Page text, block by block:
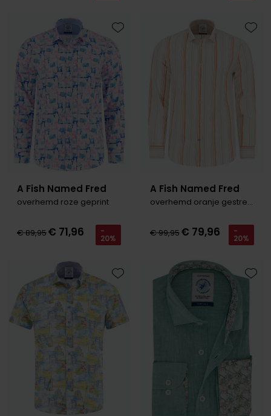
A Fish Named Fred
overhemd roze geprint
€ 89,95€ 71,96 -
20%
Toevoegen aan favorieten
A Fish Named Fred
overhemd oranje gestreept
€ 99,95€ 79,96 -
20%
Toevoegen aan favorieten